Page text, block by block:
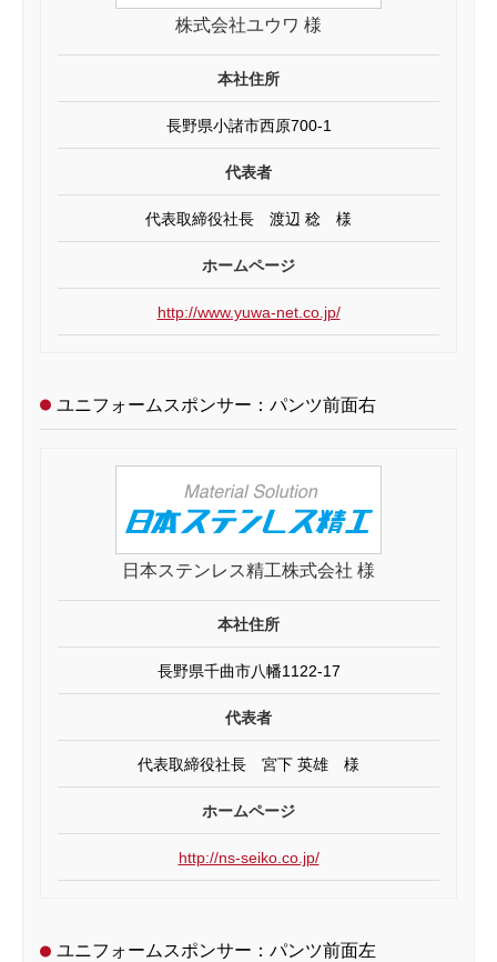
株式会社ユウワ 様
本社住所
長野県小諸市西原700-1
代表者
代表取締役社長 渡辺 稔 様
ホームページ
http://www.yuwa-net.co.jp/
ユニフォームスポンサー：パンツ前面右
日本ステンレス精工株式会社 様
本社住所
長野県千曲市八幡1122-17
代表者
代表取締役社長 宮下 英雄 様
ホームページ
http://ns-seiko.co.jp/
ユニフォームスポンサー：パンツ前面左